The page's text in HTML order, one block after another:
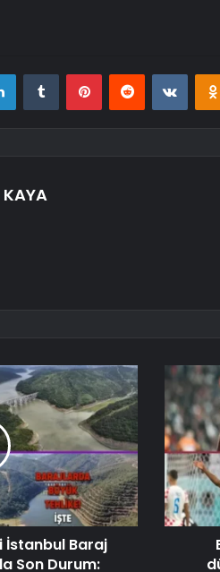
LinkedInTumblr PinterestReddit
KAYA
İstanbul Baraj
Son Durum: